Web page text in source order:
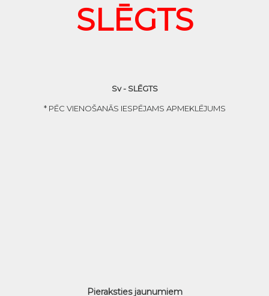
SLĒGTS
Sv - SLĒGTS
* PĒC VIENOŠANĀS IESPĒJAMS APMEKLĒJUMS
Pieraksties jaunumiem